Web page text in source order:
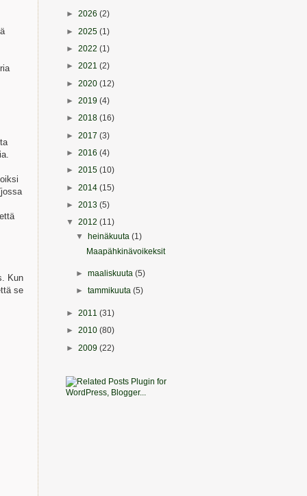
Kun
se
► 2026 (2)
► 2025 (1)
► 2022 (1)
► 2021 (2)
► 2020 (12)
► 2019 (4)
► 2018 (16)
► 2017 (3)
► 2016 (4)
► 2015 (10)
► 2014 (15)
► 2013 (5)
▼ 2012 (11)
▼
heinäkuuta(1)
Maapähkinävoikeksit
►maaliskuuta(5)
►tammikuuta(5)
► 2011 (31)
► 2010 (80)
► 2009 (22)